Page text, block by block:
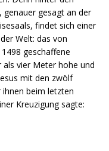
genauer gesagt an der
findet sich einer
Welt: das von
geschaffene
als vier Meter hohe und
mit den zwölf
beim letzten
Kreuzigung sagte: